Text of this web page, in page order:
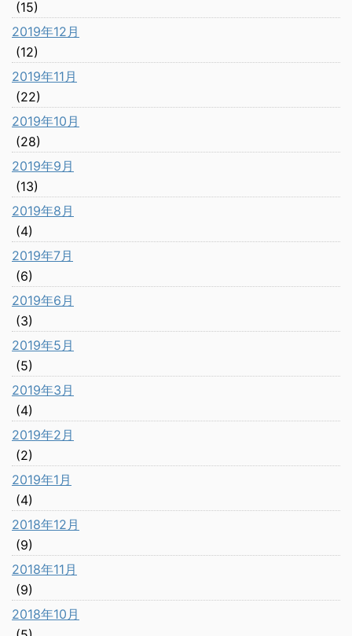
(15)
2019年12月
(12)
2019年11月
(22)
2019年10月
(28)
2019年9月
(13)
2019年8月
(4)
2019年7月
(6)
2019年6月
(3)
2019年5月
(5)
2019年3月
(4)
2019年2月
(2)
2019年1月
(4)
2018年12月
(9)
2018年11月
(9)
2018年10月